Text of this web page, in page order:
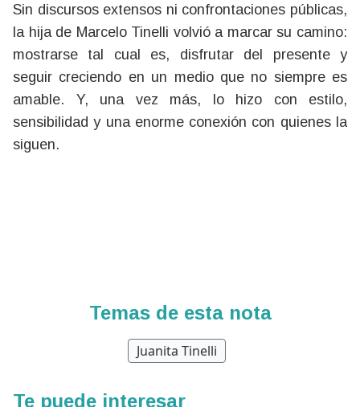
Sin discursos extensos ni confrontaciones públicas,
la hija de Marcelo Tinelli volvió a marcar su camino:
mostrarse tal cual es, disfrutar del presente y
seguir creciendo en un medio que no siempre es
amable. Y, una vez más, lo hizo con estilo,
sensibilidad y una enorme conexión con quienes la
siguen.
Temas de esta nota
Juanita Tinelli
Te puede interesar